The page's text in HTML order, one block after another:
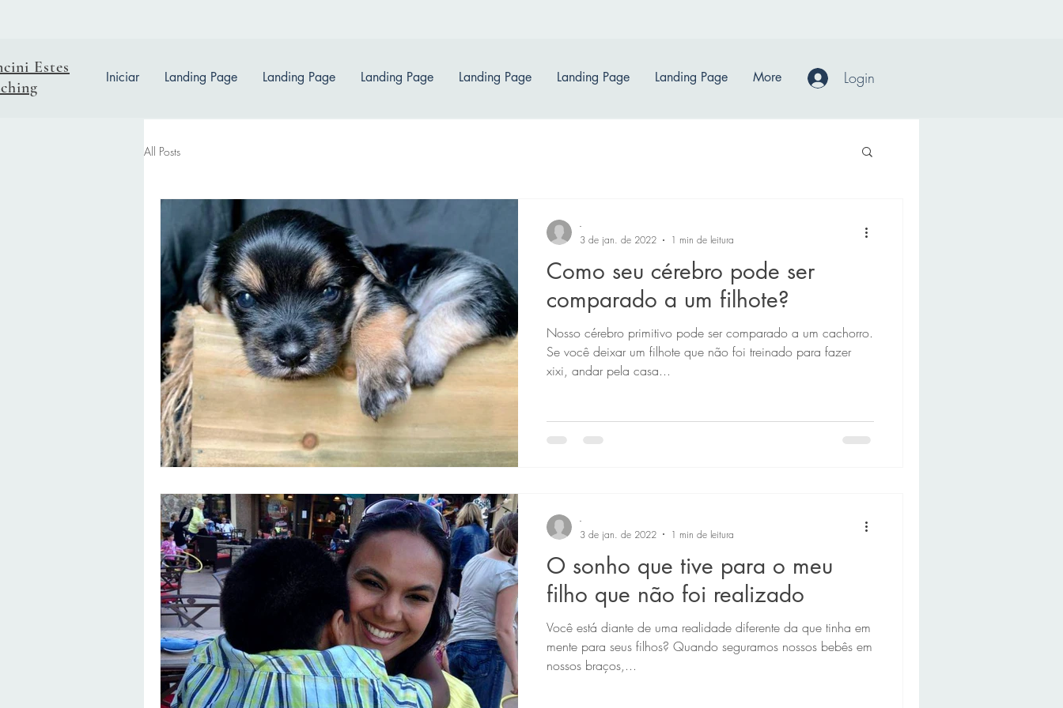
Estes
Login
Iniciar Landing Page Landing Page Landing Page Landing Page Landing Page Landing Page More
All Posts
Como seu cérebro pode ser
comparado a um filhote?
Nosso cérebro primitivo pode ser comparado a um cachorro.
Se você deixar um filhote que não foi treinado para fazer
xixi, andar pela casa...
-
3 de jan. de 2022
1 min de leitura
O sonho que tive para o meu
filho que não foi realizado
Você está diante de uma realidade diferente da que tinha em
mente para seus filhos? Quando seguramos nossos bebês em
nossos braços,...
-
3 de jan. de 2022
1 min de leitura